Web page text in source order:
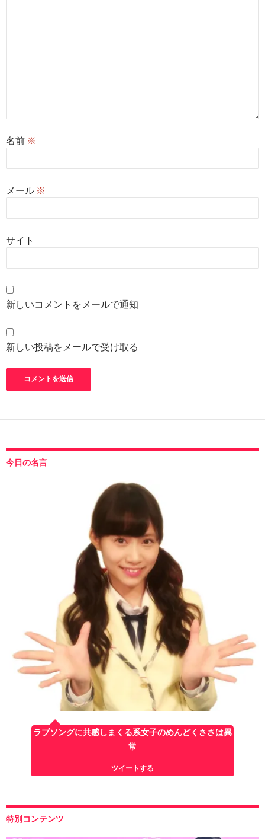
名前 ※
メール ※
サイト
新しいコメントをメールで通知
新しい投稿をメールで受け取る
今日の名言
ラブソングに共感しまくる系女子のめんどくささは異
常
ツイートする
特別コンテンツ